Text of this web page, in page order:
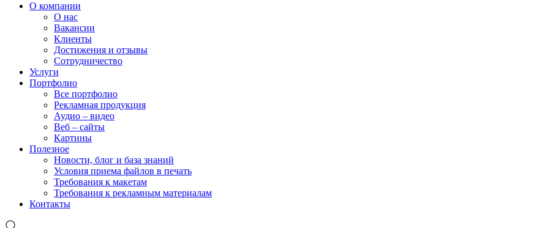
О компании
О нас
Вакансии
Клиенты
Достижения и отзывы
Сотрудничество
Услуги
Портфолио
Все портфолио
Рекламная продукция
Аудио – видео
Веб – сайты
Картины
Полезное
Новости, блог и база знаний
Условия приема файлов в печать
Требования к макетам
Требования к рекламным материалам
Контакты